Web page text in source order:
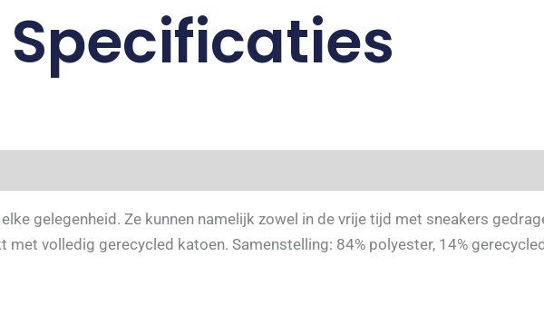
Specificaties
gelegenheid. Ze kunnen namelijk zowel in de vrije tijd met sneakers
volledig gerecycled katoen. Samenstelling: 84% polyester, 14%